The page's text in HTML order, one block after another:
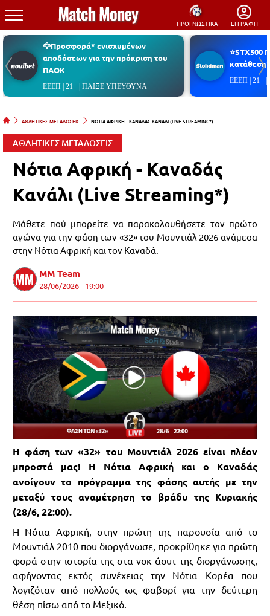
ΠΡΟΓΝΩΣΤΙΚΑ ΕΓΓΡΑΦΗ
🦅Προσφορά* ενισχυμένων
αποδόσεων για την πρόκριση του
ΠΑΟΚ
ΕΕΕΠ | 21+ | ΠΑΙΞΕ ΥΠΕΥΘΥΝΑ
⭐STX500
ΕΕΕΠ | 21+
ΑΘΛΗΤΙΚΕΣ ΜΕΤΑΔΟΣΕΙΣ ΝΟΤΙΑ ΑΦΡΙΚΗ - ΚΑΝΑΔΑΣ ΚΑΝΑΛΙ (LIVE STREAMING*)
ΑΘΛΗΤΙΚΕΣ ΜΕΤΑΔΟΣΕΙΣ
Νότια Αφρική - Καναδάς
Κανάλι (Live Streaming*)
Μάθετε πού μπορείτε να παρακολουθήσετε τον πρώτο
αγώνα για την φάση των «32» του Μουντιάλ 2026 ανάμεσα
στην Νότια Αφρική και τον Καναδά.
MM Team
28/06/2026 - 19:00
Η φάση των «32» του Μουντιάλ 2026 είναι πλέον
μπροστά μας! Η Νότια Αφρική και ο Καναδάς
ανοίγουν το πρόγραμμα της φάσης αυτής με την
μεταξύ τους αναμέτρηση το βράδυ της Κυριακής
(28/6, 22:00).
Η Νότια Αφρική, στην πρώτη της παρουσία από το
Μουντιάλ 2010 που διοργάνωσε, προκρίθηκε για πρώτη
φορά στην ιστορία της στα νοκ-άουτ της διοργάνωσης,
αφήνοντας εκτός συνέχειας την Νότια Κορέα που
λογιζόταν από πολλούς ως φαβορί για την δεύτερη
θέση πίσω από το Μεξικό.